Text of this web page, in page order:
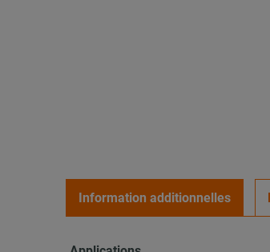
Information additionnelles